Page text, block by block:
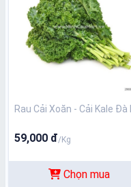
Rau Cải Xoăn - Cải Kale Đà
59,000 đ/Kg
Chọn mua